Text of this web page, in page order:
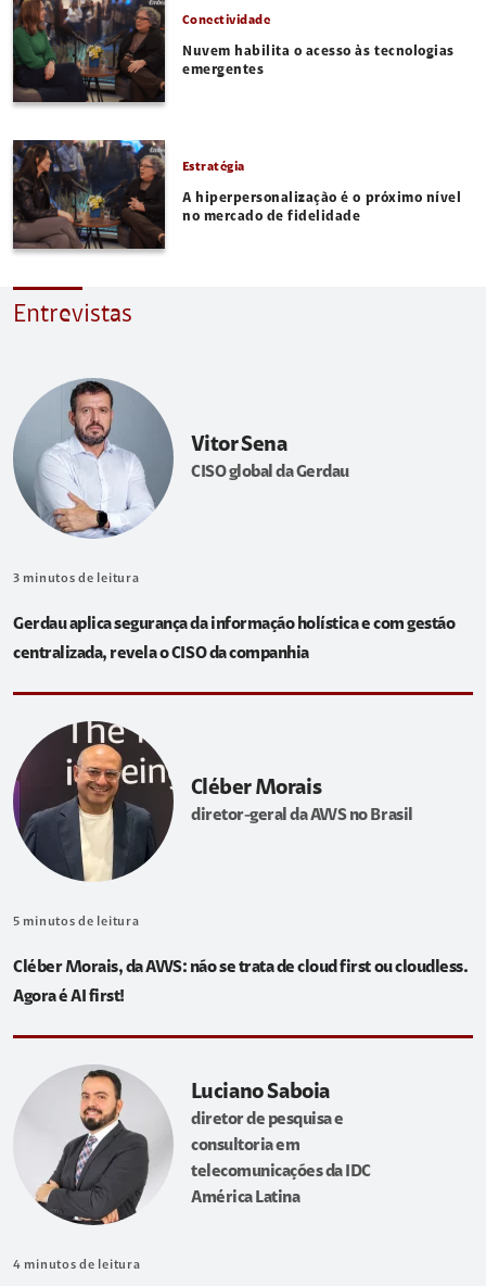
Conectividade
Nuvem habilita o acesso às tecnologias
emergentes
Estratégia
A hiperpersonalização é o próximo nível
no mercado de fidelidade
Entrevistas
Vitor Sena
CISO global da Gerdau
3 minutos de leitura
Gerdau aplica segurança da informação holística e com gestão
centralizada, revela o CISO da companhia
Cléber Morais
diretor-geral da AWS no Brasil
5 minutos de leitura
Cléber Morais, da AWS: não se trata de cloud first ou cloudless.
Agora é AI first!
Luciano Saboia
diretor de pesquisa e
consultoria em
telecomunicações da IDC
América Latina
4 minutos de leitura